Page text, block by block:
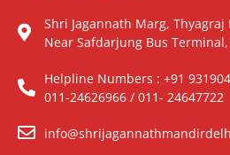
Shri Jagannath Marg,
Near Safdarjung Bus
Helpline Numbers : +91
011-24626966 / 011- 24647722